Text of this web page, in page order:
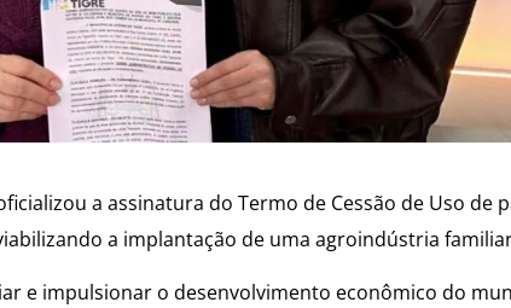
a assinatura do Termo de Cessão de Uso de
a implantação de uma agroindústria
e impulsionar o desenvolvimento econômico do